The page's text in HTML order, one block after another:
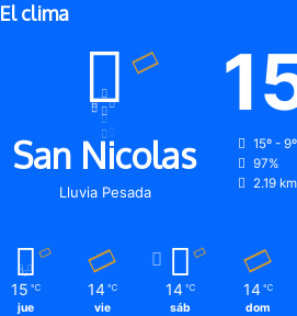
El clima
San Nicolas
Lluvia Pesada
15º - 9º
97%
2.19
15 ℃
jue
14 ℃
vie
14 ℃
sáb
14 ℃
dom